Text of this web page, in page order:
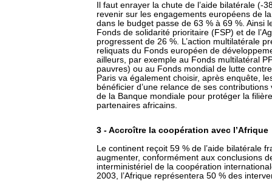
Il faut enrayer la chute de l’aide bilatérale (-
revenir sur les engagements européens de
dans le budget passe de 63 % à 69 %. Ainsi
Fonds de solidarité prioritaire (FSP) et de
progressent de 26 %. L’action multilatérale
reliquats du Fonds européen de
ailleurs, par exemple au Fonds multilatéral
pauvres) ou au Fonds mondial de lutte
Paris va également choisir, après enquête,
bénéficier d’une relance de ses
de la Banque mondiale pour protéger la
partenaires africains.
3 - Accroître la coopération avec l’Afrique
Le continent reçoit 59 % de l’aide bilatérale
augmenter, conformément aux conclusions
interministériel de la coopération
2003, l’Afrique représentera 50 % des